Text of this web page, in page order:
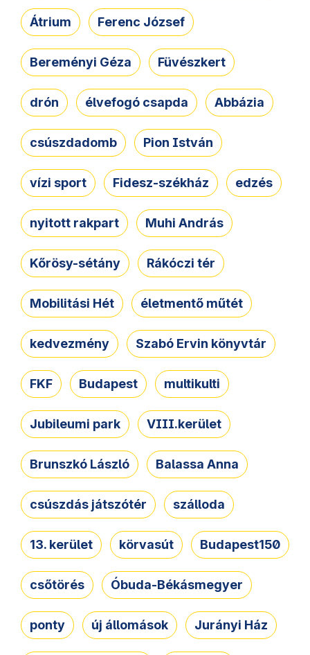
Átrium Ferenc József
Bereményi Géza Füvészkert
drón élvefogó csapda Abbázia
csúszdadomb Pion István
vízi sport Fidesz-székház edzés
nyitott rakpart Muhi András
Kőrösy-sétány Rákóczi tér
Mobilitási Hét életmentő műtét
kedvezmény Szabó Ervin könyvtár
FKF Budapest multikulti
Jubileumi park VIII.kerület
Brunszkó László Balassa Anna
csúszdás játszótér szálloda
13. kerület körvasút Budapest150
csőtörés Óbuda-Békásmegyer
ponty új állomások Jurányi Ház